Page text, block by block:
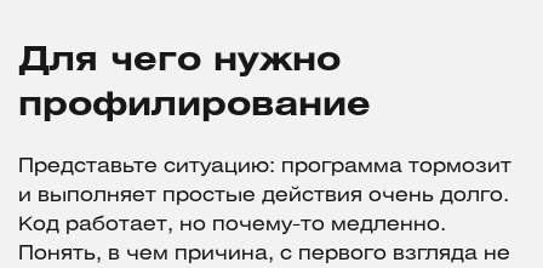
Для чего нужно
профилирование
Представьте ситуацию: программа тормозит
и выполняет простые действия очень долго.
Код работает, но почему-то медленно.
Понять, в чем причина, с первого взгляда не